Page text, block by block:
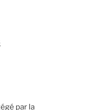
par la